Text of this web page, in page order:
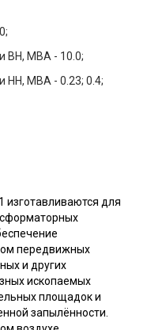
ВН, МВА - 10.0;
НН, МВА - 0.23; 0.4;
для
передвижных
и других
ископаемых
площадок и
запылённости.